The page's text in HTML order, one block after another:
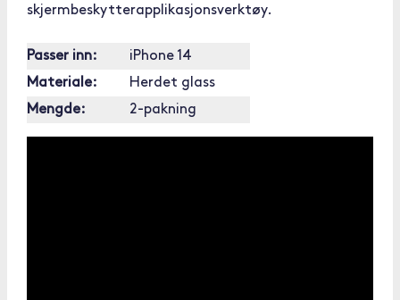
skjermbeskytterapplikasjonsverktøy.
Passer inn:
iPhone 14
Materiale:
Herdet glass
Mengde:
2-pakning